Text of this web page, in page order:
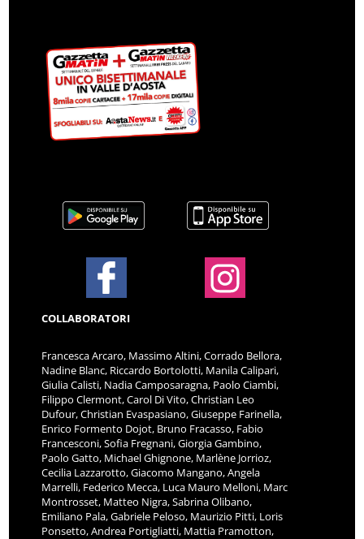
COLLABORATORI
Francesca Arcaro, Massimo Altini, Corrado Bellora,
Nadine Blanc, Riccardo Bortolotti, Manila Calipari,
Giulia Calisti, Nadia Camposaragna, Paolo Ciambi,
Filippo Clermont, Carol Di Vito, Christian Leo
Dufour, Christian Evaspasiano, Giuseppe Farinella,
Enrico Formento Dojot, Bruno Fracasso, Fabio
Francesconi, Sofia Fregnani, Giorgia Gambino,
Paolo Gatto, Michael Ghignone, Marlène Jorrioz,
Cecilia Lazzarotto, Giacomo Mangano, Angela
Marrelli, Federico Mecca, Luca Mauro Melloni, Marc
Montrosset, Matteo Nigra, Sabrina Olibano,
Emiliano Pala, Gabriele Peloso, Maurizio Pitti, Loris
Ponsetto, Andrea Portigliatti, Mattia Pramotton,